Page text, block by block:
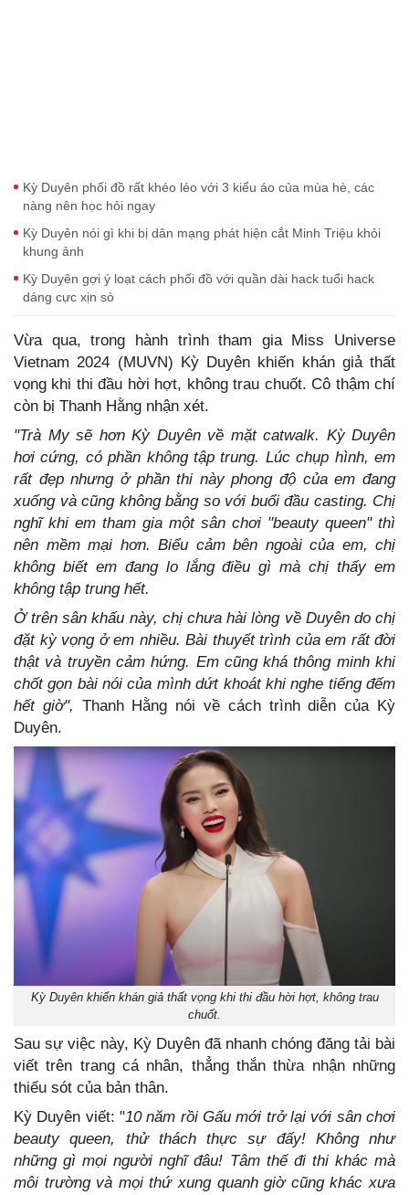
Kỳ Duyên phối đồ rất khéo léo với 3 kiểu áo của mùa hè, các
nàng nên học hỏi ngay
Kỳ Duyên nói gì khi bị dân mạng phát hiện cắt Minh Triệu khỏi
khung ảnh
Kỳ Duyên gợi ý loạt cách phối đồ với quần dài hack tuổi hack
dáng cực xịn sò
Vừa qua, trong hành trình tham gia Miss Universe
Vietnam 2024 (MUVN) Kỳ Duyên khiến khán giả thất
vọng khi thi đầu hời hợt, không trau chuốt. Cô thậm chí
còn bị Thanh Hằng nhận xét.
"Trà My sẽ hơn Kỳ Duyên về mặt catwalk. Kỳ Duyên
hơi cứng, có phần không tập trung. Lúc chụp hình, em
rất đẹp nhưng ở phần thi này phong độ của em đang
xuống và cũng không bằng so với buổi đầu casting. Chị
nghĩ khi em tham gia một sân chơi "beauty queen" thì
nên mềm mại hơn. Biểu cảm bên ngoài của em, chị
không biết em đang lo lắng điều gì mà chị thấy em
không tập trung hết.
Ở trên sân khấu này, chị chưa hài lòng về Duyên do chị
đặt kỳ vọng ở em nhiều. Bài thuyết trình của em rất đời
thật và truyền cảm hứng. Em cũng khá thông minh khi
chốt gọn bài nói của mình dứt khoát khi nghe tiếng đếm
hết giờ", Thanh Hằng nói về cách trình diễn của Kỳ
Duyên.
Kỳ Duyên khiến khán giả thất vọng khi thi đầu hời hợt, không trau
chuốt.
Sau sự việc này, Kỳ Duyên đã nhanh chóng đăng tải bài
viết trên trang cá nhân, thẳng thắn thừa nhận những
thiếu sót của bản thân.
Kỳ Duyên viết: "10 năm rồi Gấu mới trở lại với sân chơi
beauty queen, thử thách thực sự đấy! Không như
những gì mọi người nghĩ đâu! Tâm thế đi thi khác mà
môi trường và mọi thứ xung quanh giờ cũng khác xưa